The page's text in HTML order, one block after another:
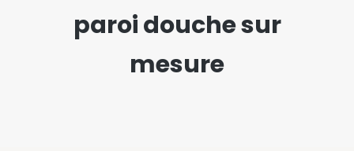
paroi douche sur
mesure